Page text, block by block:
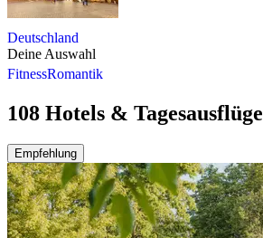
Deutschland
Deine Auswahl
FitnessRomantik
108 Hotels & Tagesausflüge
Empfehlung